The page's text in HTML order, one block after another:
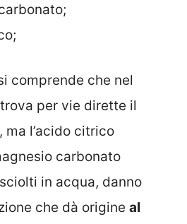
comprende che nel
per vie dirette il
l’acido citrico
carbonato
in acqua, danno
che dà origine al